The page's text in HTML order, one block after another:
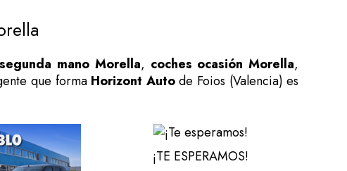
mano Morella, coches ocasión Morella,
que forma Horizont Autode Foios (Valencia) es
¡TE ESPERAMOS!